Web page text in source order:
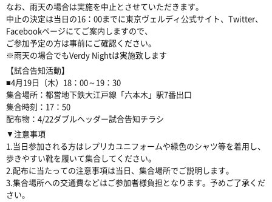
なお、雨天の場合は実施を中止とさせていただきます。
中止の決定は当日の16：00までに東京ヴェルディ公式サイト、Twitter、
Facebookページにてご案内しますので、
ご参加予定の方は事前にご確認ください。
※雨天の場合でもVerdy Nightは実施致します
【試合告知活動】
■4月19日（木）18：00～19：30
集合場所：都営地下鉄大江戸線「六本木」駅7番出口
集合時刻：17：50
配布物：4/22ダブルヘッダー試合告知チラシ
▼注意事項
1.当日参加される方はレプリカユニフォームや緑色のシャツ等を着用し、
歩きやすい靴を履いて集合してください。
2.配布に当たっての注意事項は当日、集合場所でご説明します。
3.集合場所への交通費などはご参加者様負担となります。予めご了承くだ
さい。